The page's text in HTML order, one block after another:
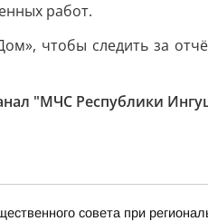
работ.
Дом», чтобы следить за
"МЧС Республики
совета при